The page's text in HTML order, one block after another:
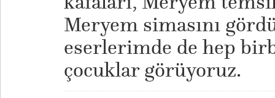
Meryem simasını
eserlerimde de hep
çocuklar görüyoruz.